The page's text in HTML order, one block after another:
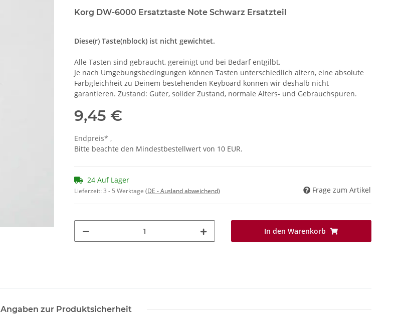
Korg DW-6000 Ersatztaste Note Schwarz Ersatzteil
Diese(r) Taste(nblock) ist nicht gewichtet.
Alle Tasten sind gebraucht, gereinigt und bei Bedarf entgilbt.
Je nach Umgebungsbedingungen können Tasten unterschiedlich altern, eine absolute
Farbgleichheit zu Deinem bestehenden Keyboard können wir deshalb nicht
garantieren. Zustand: Guter, solider Zustand, normale Alters- und Gebrauchspuren.
9,45 €
Endpreis* ,
Bitte beachte den Mindestbestellwert von 10 EUR.
24 Auf Lager
Lieferzeit:3 - 5 Werktage (DE - Ausland abweichend) Frage zum Artikel
In den Warenkorb
Angaben zur Produktsicherheit